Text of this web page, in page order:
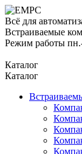
Всё для
Встраиваемые
Режим работы
Каталог
Каталог